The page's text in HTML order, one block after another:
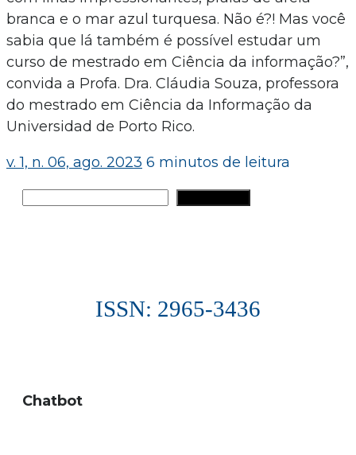
branca e o mar azul turquesa. Não é?! Mas você
sabia que lá também é possível estudar um
curso de mestrado em Ciência da informação?”,
convida a Profa. Dra. Cláudia Souza, professora
do mestrado em Ciência da Informação da
Universidad de Porto Rico.
v. 1, n. 06, ago. 2023 6 minutos de leitura
ISSN: 2965-3436
Chatbot